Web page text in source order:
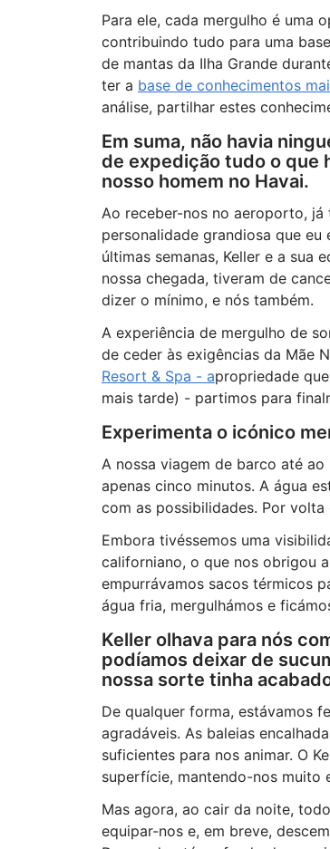
Para ele, cada mergulho é uma
contribuindo tudo para uma
de mantas da Ilha Grande
ter a base de conhecimentos
análise, partilhar estes
Em suma, não havia
de expedição tudo o que
nosso homem no Havai.
Ao receber-nos no aeroporto,
personalidade grandiosa que eu
últimas semanas, Keller e a sua
nossa chegada, tiveram de
dizer o mínimo, e nós também.
A experiência de mergulho de
de ceder às exigências da Mãe
Resort & Spa - apropriedade
mais tarde) - partimos para
Experimenta o icónico
A nossa viagem de barco até
apenas cinco minutos. A água
com as possibilidades. Por
Embora tivéssemos uma
californiano, o que nos obrigou
empurrávamos sacos térmicos
água fria, mergulhámos e
Keller olhava para nós
podíamos deixar de
nossa sorte tinha
De qualquer forma, estávamos
agradáveis. As baleias
suficientes para nos animar. O
superfície, mantendo-nos muito
Mas agora, ao cair da noite,
equipar-nos e, em breve,